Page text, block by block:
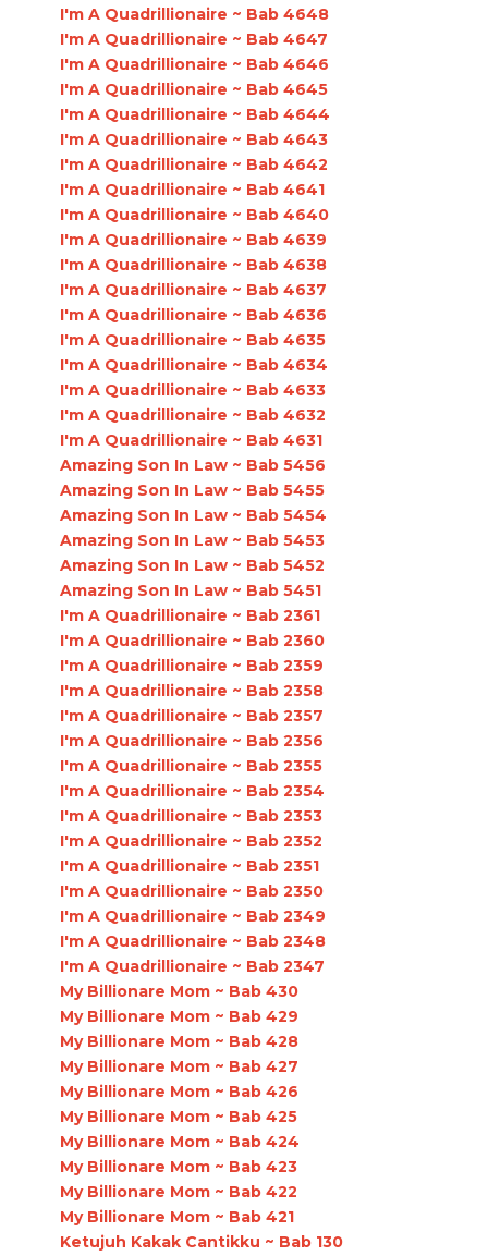
I'm A Quadrillionaire ~ Bab 4648
I'm A Quadrillionaire ~ Bab 4647
I'm A Quadrillionaire ~ Bab 4646
I'm A Quadrillionaire ~ Bab 4645
I'm A Quadrillionaire ~ Bab 4644
I'm A Quadrillionaire ~ Bab 4643
I'm A Quadrillionaire ~ Bab 4642
I'm A Quadrillionaire ~ Bab 4641
I'm A Quadrillionaire ~ Bab 4640
I'm A Quadrillionaire ~ Bab 4639
I'm A Quadrillionaire ~ Bab 4638
I'm A Quadrillionaire ~ Bab 4637
I'm A Quadrillionaire ~ Bab 4636
I'm A Quadrillionaire ~ Bab 4635
I'm A Quadrillionaire ~ Bab 4634
I'm A Quadrillionaire ~ Bab 4633
I'm A Quadrillionaire ~ Bab 4632
I'm A Quadrillionaire ~ Bab 4631
Amazing Son In Law ~ Bab 5456
Amazing Son In Law ~ Bab 5455
Amazing Son In Law ~ Bab 5454
Amazing Son In Law ~ Bab 5453
Amazing Son In Law ~ Bab 5452
Amazing Son In Law ~ Bab 5451
I'm A Quadrillionaire ~ Bab 2361
I'm A Quadrillionaire ~ Bab 2360
I'm A Quadrillionaire ~ Bab 2359
I'm A Quadrillionaire ~ Bab 2358
I'm A Quadrillionaire ~ Bab 2357
I'm A Quadrillionaire ~ Bab 2356
I'm A Quadrillionaire ~ Bab 2355
I'm A Quadrillionaire ~ Bab 2354
I'm A Quadrillionaire ~ Bab 2353
I'm A Quadrillionaire ~ Bab 2352
I'm A Quadrillionaire ~ Bab 2351
I'm A Quadrillionaire ~ Bab 2350
I'm A Quadrillionaire ~ Bab 2349
I'm A Quadrillionaire ~ Bab 2348
I'm A Quadrillionaire ~ Bab 2347
My Billionare Mom ~ Bab 430
My Billionare Mom ~ Bab 429
My Billionare Mom ~ Bab 428
My Billionare Mom ~ Bab 427
My Billionare Mom ~ Bab 426
My Billionare Mom ~ Bab 425
My Billionare Mom ~ Bab 424
My Billionare Mom ~ Bab 423
My Billionare Mom ~ Bab 422
My Billionare Mom ~ Bab 421
Ketujuh Kakak Cantikku ~ Bab 130